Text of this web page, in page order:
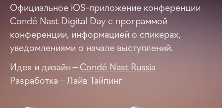
Официальное iOS-приложение конференции
Condé Nast Digital Day с программой
конференции, информацией о спикерах,
уведомлениями о начале выступлений.
Идея и дизайн —Condé Nast Russia
Разработка — Лайв Тайпинг